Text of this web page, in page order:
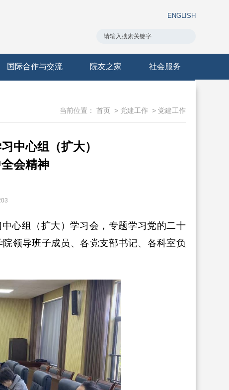
ENGLISH
国际合作与交流 院友之家 社会服务
当前位置： 首页> 党建工作> 党建工作
中心组（扩大）
会精神
心组（扩大）学习会，专题学习党的二十
领导班子成员、各党支部书记、各科室负